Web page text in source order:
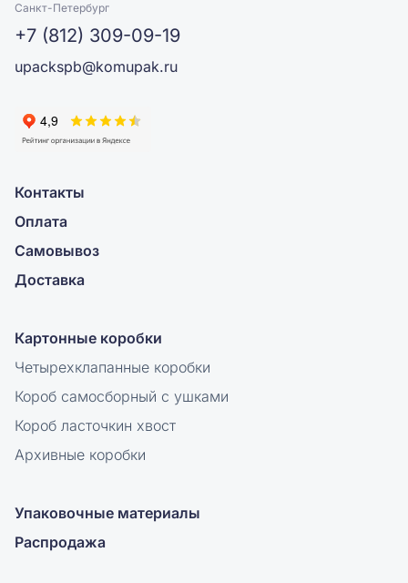
Санкт-Петербург
+7 (812) 309-09-19
upackspb@komupak.ru
Контакты
Оплата
Самовывоз
Доставка
Картонные коробки
Четырехклапанные коробки
Короб самосборный с ушками
Короб ласточкин хвост
Архивные коробки
Упаковочные материалы
Распродажа